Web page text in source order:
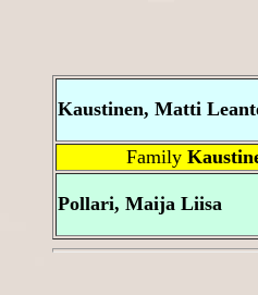
Kaustinen, Matti
Family
Pollari, Maija Liisa